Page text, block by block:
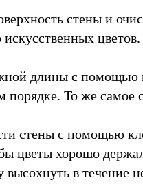
стены и
цветов.
длины с
То же самое
стены с помощью
цветы хорошо
высохнуть в течение